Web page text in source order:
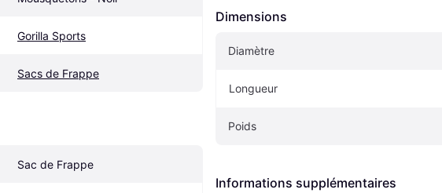
Gorilla Sports
Sacs de Frappe
Sac de Frappe
Dimensions
Diamètre
Longueur
Poids
Informations supplémentaires